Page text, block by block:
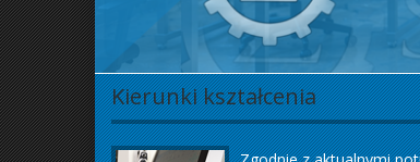
Kierunki kształcenia